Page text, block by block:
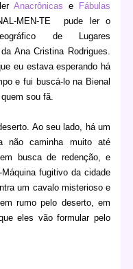
lerAnacrônicas e
Fábulas
MEN-TE
pude ler o
de Lugares
da Ana Cristina Rodrigues.
eu estava esperando há
e fui buscá-lo na Bienal
sou fã.
Ao seu lado, há um
não caminha muito até
busca de redenção, e
fugitivo da cidade
um cavalo misterioso e
rumo pelo deserto, em
eles vão formular pelo